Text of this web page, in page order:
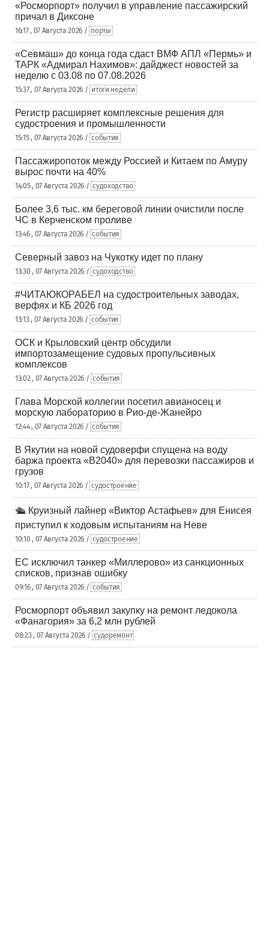
«Росморпорт» получил в управление пассажирский
причал в Диксоне
16:17 , 07 Августа 2026 / порты
«Севмаш» до конца года сдаст ВМФ АПЛ «Пермь» и
ТАРК «Адмирал Нахимов»: дайджест новостей за
неделю с 03.08 по 07.08.2026
15:37 , 07 Августа 2026 / итоги недели
Регистр расширяет комплексные решения для
судостроения и промышленности
15:15 , 07 Августа 2026 / события
Пассажиропоток между Россией и Китаем по Амуру
вырос почти на 40%
14:05 , 07 Августа 2026 / судоходство
Более 3,6 тыс. км береговой линии очистили после
ЧС в Керченском проливе
13:46 , 07 Августа 2026 / события
Северный завоз на Чукотку идет по плану
13:30 , 07 Августа 2026 / судоходство
#ЧИТАЮКОРАБЕЛ на судостроительных заводах,
верфях и КБ 2026 год
13:13 , 07 Августа 2026 / события
ОСК и Крыловский центр обсудили
импортозамещение судовых пропульсивных
комплексов
13:02 , 07 Августа 2026 / события
Глава Морской коллегии посетил авианосец и
морскую лабораторию в Рио-де-Жанейро
12:44 , 07 Августа 2026 / события
В Якутии на новой судоверфи спущена на воду
баржа проекта «В2040» для перевозки пассажиров и
грузов
10:17 , 07 Августа 2026 / судостроение
🛳️ Круизный лайнер «Виктор Астафьев» для Енисея
приступил к ходовым испытаниям на Неве
10:10 , 07 Августа 2026 / судостроение
ЕС исключил танкер «Миллерово» из санкционных
списков, признав ошибку
09:16 , 07 Августа 2026 / события
Росморпорт объявил закупку на ремонт ледокола
«Фанагория» за 6,2 млн рублей
08:23 , 07 Августа 2026 / судоремонт